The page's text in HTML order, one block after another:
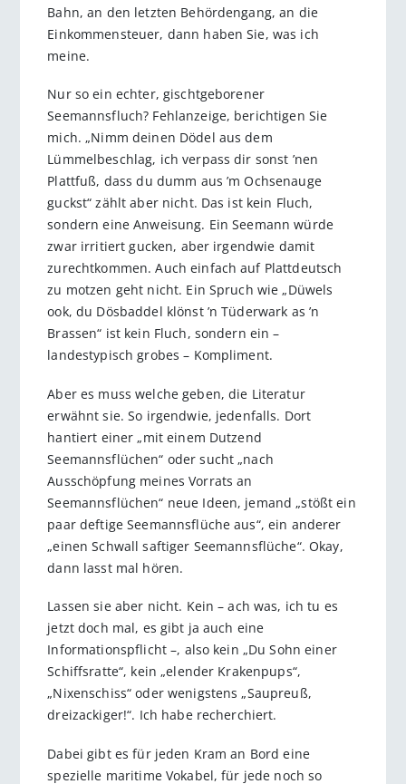
Bahn, an den letzten Behördengang, an die
Einkommensteuer, dann haben Sie, was ich
meine.
Nur so ein echter, gischtgeborener
Seemannsfluch? Fehlanzeige, berichtigen Sie
mich. „Nimm deinen Dödel aus dem
Lümmelbeschlag, ich verpass dir sonst ’nen
Plattfuß, dass du dumm aus ’m Ochsenauge
guckst“ zählt aber nicht. Das ist kein Fluch,
sondern eine Anweisung. Ein Seemann würde
zwar irritiert gucken, aber irgendwie damit
zurechtkommen. Auch einfach auf Plattdeutsch
zu motzen geht nicht. Ein Spruch wie „Düwels
ook, du Dösbaddel klönst ’n Tüderwark as ’n
Brassen“ ist kein Fluch, sondern ein –
landestypisch grobes – Kompliment.
Aber es muss welche geben, die Literatur
erwähnt sie. So irgendwie, jedenfalls. Dort
hantiert einer „mit einem Dutzend
Seemannsflüchen“ oder sucht „nach
Ausschöpfung meines Vorrats an
Seemannsflüchen“ neue Ideen, jemand „stößt ein
paar deftige Seemannsflüche aus“, ein anderer
„einen Schwall saftiger Seemannsflüche“. Okay,
dann lasst mal hören.
Lassen sie aber nicht. Kein – ach was, ich tu es
jetzt doch mal, es gibt ja auch eine
Informationspflicht –, also kein „Du Sohn einer
Schiffsratte“, kein „elender Krakenpups“,
„Nixenschiss“ oder wenigstens „Saupreuß,
dreizackiger!“. Ich habe recherchiert.
Dabei gibt es für jeden Kram an Bord eine
spezielle maritime Vokabel, für jede noch so